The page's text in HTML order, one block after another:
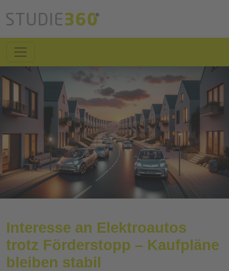
Interesse an Elektroautos
trotz Förderstopp – Kaufpläne
bleiben stabil